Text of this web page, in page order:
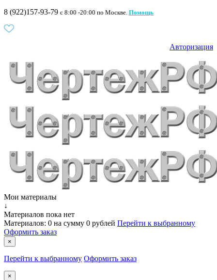
8 (922)157-93-79 c 8:00 -20:00 по Москве. Помощь
Авторизация
Мои материалы
↓
Материалов пока нет
Материалов: 0 на сумму 0 рублей Перейти к выбранному
Оформить заказ
×
Перейти к выбранному Оформить заказ
×